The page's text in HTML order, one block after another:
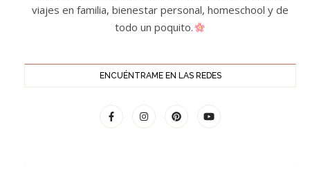
viajes en familia, bienestar personal, homeschool y de
todo un poquito.
ENCUÉNTRAME EN LAS REDES